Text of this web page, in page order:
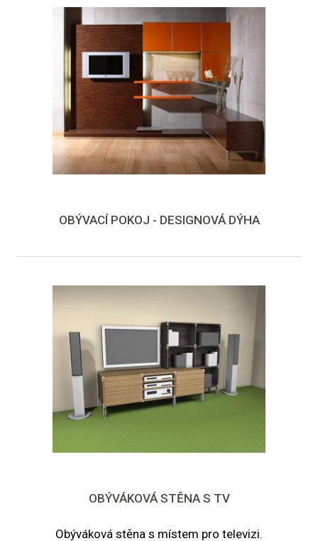
OBÝVACÍ POKOJ - DESIGNOVÁ DÝHA
OBÝVÁKOVÁ STĚNA S TV
Obýváková stěna s místem pro televizi.